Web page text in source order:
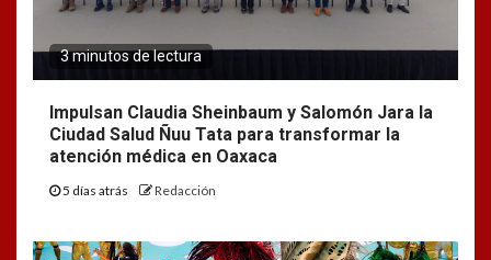
3 minutos de lectura
Impulsan Claudia Sheinbaum y Salomón Jara la
Ciudad Salud Ñuu Tata para transformar la
atención médica en Oaxaca
5 días atrás Redacción